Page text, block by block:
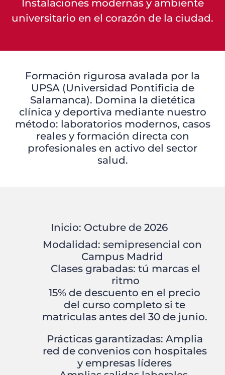
Instalaciones modernas y ambiente
universitario en el corazón de la ciudad.
Formación rigurosa avalada por la
UPSA (Universidad Pontificia de
Salamanca). Domina la dietética
clínica y deportiva mediante nuestro
método: laboratorios modernos, casos
reales y formación directa con
profesionales en activo del sector
salud.
Inicio: Octubre de 2026
Modalidad: semipresencial con
Campus Madrid
Clases grabadas: tú marcas el
ritmo
15% de descuento en el precio
del curso completo si te
matriculas antes del 30 de junio.
Prácticas garantizadas: Amplia
red de convenios con hospitales
y empresas líderes